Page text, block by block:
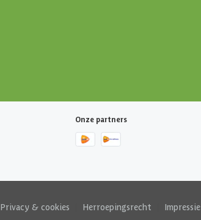
Onze partners
Privacy & cookies Herroepingsrecht Impressie